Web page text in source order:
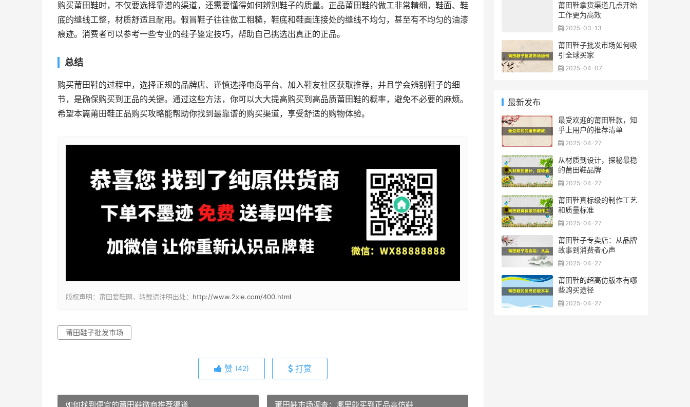
购买莆田鞋时，不仅要选择靠谱的渠道，还需要懂得如何辨别鞋子的质量。正品莆田鞋的做工非常精细，鞋面、鞋
底的缝线工整，材质舒适且耐用。假冒鞋子往往做工粗糙，鞋底和鞋面连接处的缝线不均匀，甚至有不均匀的油漆
痕迹。消费者可以参考一些专业的鞋子鉴定技巧，帮助自己挑选出真正的正品。
总结
购买莆田鞋的过程中，选择正规的品牌店、谨慎选择电商平台、加入鞋友社区获取推荐，并且学会辨别鞋子的细
节，是确保购买到正品的关键。通过这些方法，你可以大大提高购买到高品质莆田鞋的概率，避免不必要的麻烦。
希望本篇莆田鞋正品购买攻略能帮助你找到最靠谱的购买渠道，享受舒适的购物体验。
版权声明：莆田爱鞋网，转载请注明出处： http://www.2xie.com/400.html
莆田鞋子批发市场
赞 (42) 打赏
如何找到便宜的莆田鞋微商推荐渠道 莆田鞋市场调查：哪里能买到正品高仿鞋
莆田鞋拿货渠道几点开始
工作更为高效
2025-03-13
莆田鞋子批发市场如何吸
引全球买家
2025-04-07
最新发布
最受欢迎的莆田鞋款，知
乎上用户的推荐清单
2025-04-27
从材质到设计，探秘最稳
的莆田鞋品牌
2025-04-27
莆田鞋真标级的制作工艺
和质量标准
2025-04-27
莆田鞋子专卖店：从品牌
故事到消费者心声
2025-04-27
莆田鞋的超高仿版本有哪
些购买途径
2025-04-27